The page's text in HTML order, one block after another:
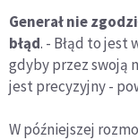
Generał nie
błąd. - Błąd to jest
gdyby przez swoją
jest precyzyjny -
W późniejszej